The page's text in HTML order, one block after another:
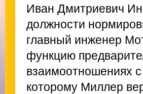
Иван Дмитриевич
должности
главный инженер
функцию
взаимоотношениях
которому Миллер